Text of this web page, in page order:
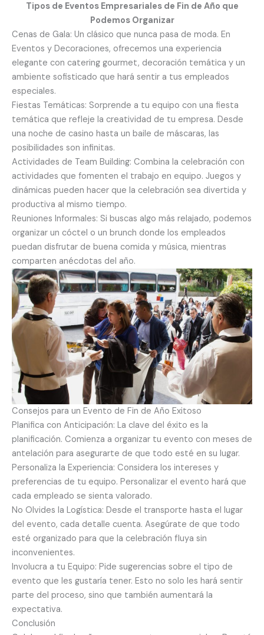
Tipos de Eventos Empresariales de Fin de Año que
Podemos Organizar
Cenas de Gala: Un clásico que nunca pasa de moda. En
Eventos y Decoraciones, ofrecemos una experiencia
elegante con catering gourmet, decoración temática y un
ambiente sofisticado que hará sentir a tus empleados
especiales.
Fiestas Temáticas: Sorprende a tu equipo con una fiesta
temática que refleje la creatividad de tu empresa. Desde
una noche de casino hasta un baile de máscaras, las
posibilidades son infinitas.
Actividades de Team Building: Combina la celebración con
actividades que fomenten el trabajo en equipo. Juegos y
dinámicas pueden hacer que la celebración sea divertida y
productiva al mismo tiempo.
Reuniones Informales: Si buscas algo más relajado, podemos
organizar un cóctel o un brunch donde los empleados
puedan disfrutar de buena comida y música, mientras
comparten anécdotas del año.
Consejos para un Evento de Fin de Año Exitoso
Planifica con Anticipación: La clave del éxito es la
planificación. Comienza a organizar tu evento con meses de
antelación para asegurarte de que todo esté en su lugar.
Personaliza la Experiencia: Considera los intereses y
preferencias de tu equipo. Personalizar el evento hará que
cada empleado se sienta valorado.
No Olvides la Logística: Desde el transporte hasta el lugar
del evento, cada detalle cuenta. Asegúrate de que todo
esté organizado para que la celebración fluya sin
inconvenientes.
Involucra a tu Equipo: Pide sugerencias sobre el tipo de
evento que les gustaría tener. Esto no solo les hará sentir
parte del proceso, sino que también aumentará la
expectativa.
Conclusión